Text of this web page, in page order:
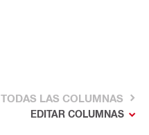
LAS COLUMNAS
EDITAR COLUMNAS